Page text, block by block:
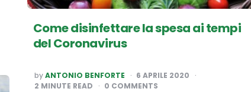
Come disinfettare la spesa ai tempi
del Coronavirus
POSTED
BY
byANTONIO BENFORTE
6 APRILE 2020
2 MINUTE READ 0 COMMENTS